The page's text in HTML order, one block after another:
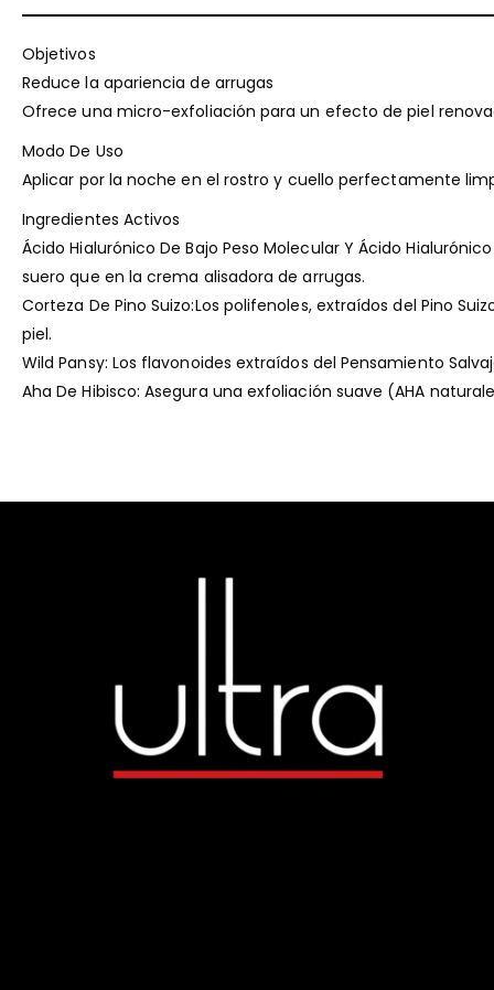
Objetivos
Reduce la apariencia de arrugas
Ofrece una micro-exfoliación para un efecto de piel
Modo De Uso
Aplicar por la noche en el rostro y cuello perfectamente
Ingredientes Activos
Ácido Hialurónico De Bajo Peso Molecular Y Ácido
suero que en la crema alisadora de arrugas.
Corteza De Pino Suizo:Los polifenoles, extraídos del Pino
piel.
Wild Pansy: Los flavonoides extraídos del Pensamiento
Aha De Hibisco: Asegura una exfoliación suave (AHA